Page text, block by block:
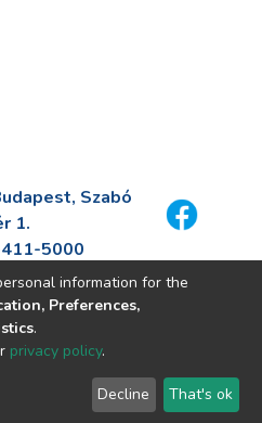
Szabó
1.
5000
information for the
Preferences,
.
privacy policy.
Decline That's ok